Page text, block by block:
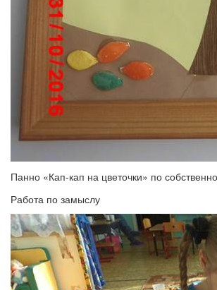
Панно «Кап-кап на цветочки» по
Работа по замыслу